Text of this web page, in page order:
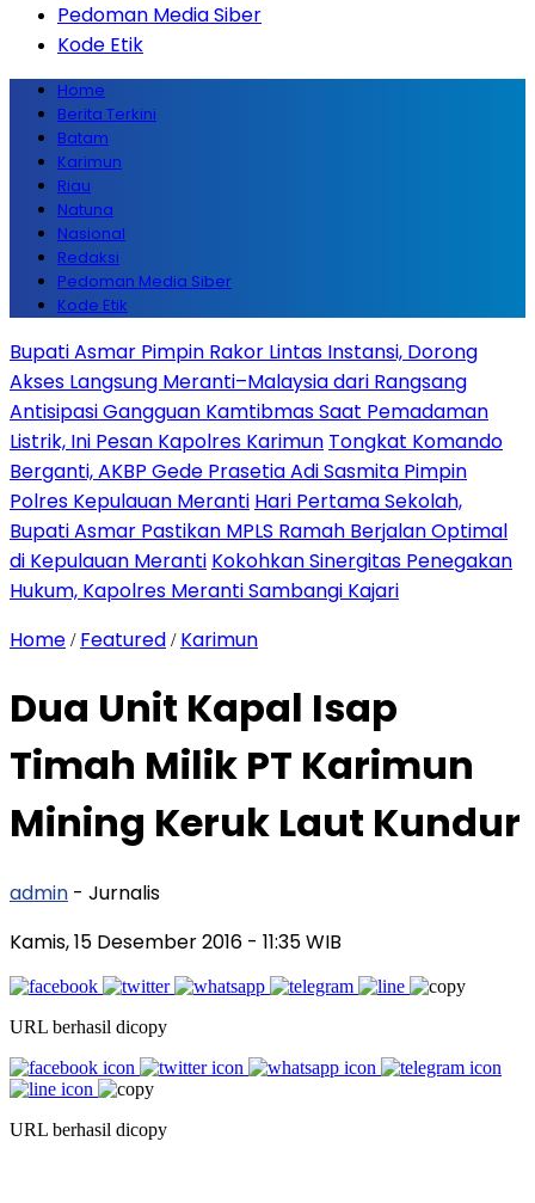
Pedoman Media Siber
Kode Etik
Home
Berita Terkini
Batam
Karimun
Riau
Natuna
Nasional
Redaksi
Pedoman Media Siber
Kode Etik
Bupati Asmar Pimpin Rakor Lintas Instansi, Dorong
Akses Langsung Meranti–Malaysia dari Rangsang
Antisipasi Gangguan Kamtibmas Saat Pemadaman
Listrik, Ini Pesan Kapolres Karimun Tongkat Komando
Berganti, AKBP Gede Prasetia Adi Sasmita Pimpin
Polres Kepulauan Meranti Hari Pertama Sekolah,
Bupati Asmar Pastikan MPLS Ramah Berjalan Optimal
di Kepulauan Meranti Kokohkan Sinergitas Penegakan
Hukum, Kapolres Meranti Sambangi Kajari
Home / Featured / Karimun
Dua Unit Kapal Isap
Timah Milik PT Karimun
Mining Keruk Laut Kundur
admin - Jurnalis
Kamis, 15 Desember 2016 - 11:35 WIB
URL berhasil dicopy
URL berhasil dicopy